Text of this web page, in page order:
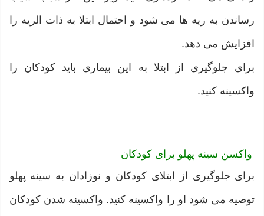
رساندن به ریه ها می شود و احتمال ابتلا به ذات الریه را
افزایش می دهد.
برای جلوگیری از ابتلا به این بیماری باید کودکان را
واکسینه کنید.
واکسن سینه پهلو برای کودکان
برای جلوگیری از ابتلای کودکان و نوزادان به سینه پهلو
توصیه می شود او را واکسینه کنید. واکسینه شدن کودکان